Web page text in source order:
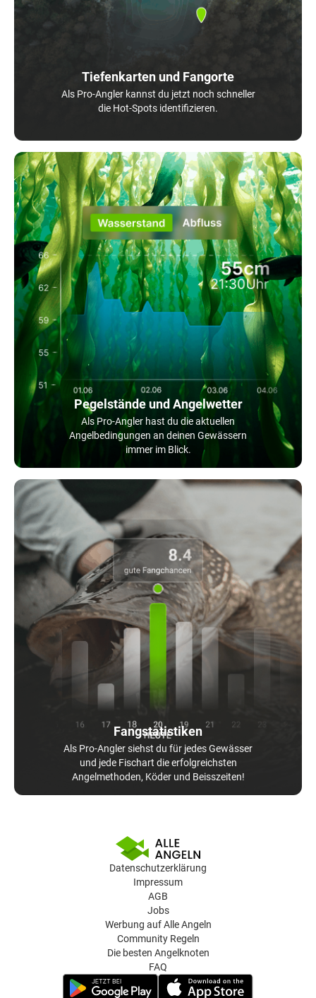
Tiefenkarten und Fangorte
Als Pro-Angler kannst du jetzt noch schneller
die Hot-Spots identifizieren.
Pegelstände und Angelwetter
Als Pro-Angler hast du die aktuellen
Angelbedingungen an deinen Gewässern
immer im Blick.
Fangstatistiken
Als Pro-Angler siehst du für jedes Gewässer
und jede Fischart die erfolgreichsten
Angelmethoden, Köder und Beisszeiten!
Datenschutzerklärung
Impressum
AGB
Jobs
Werbung auf Alle Angeln
Community Regeln
Die besten Angelknoten
FAQ